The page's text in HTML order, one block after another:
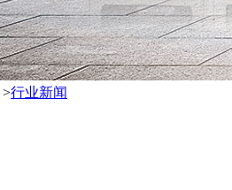
>行业新闻